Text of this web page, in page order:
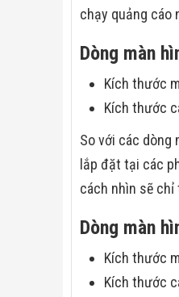
chạy quảng cáo
Dòng màn
Kích thước
Kích thước
So với các dòng
lắp đặt tại các
cách nhìn sẽ chỉ
Dòng màn
Kích thước
Kích thước